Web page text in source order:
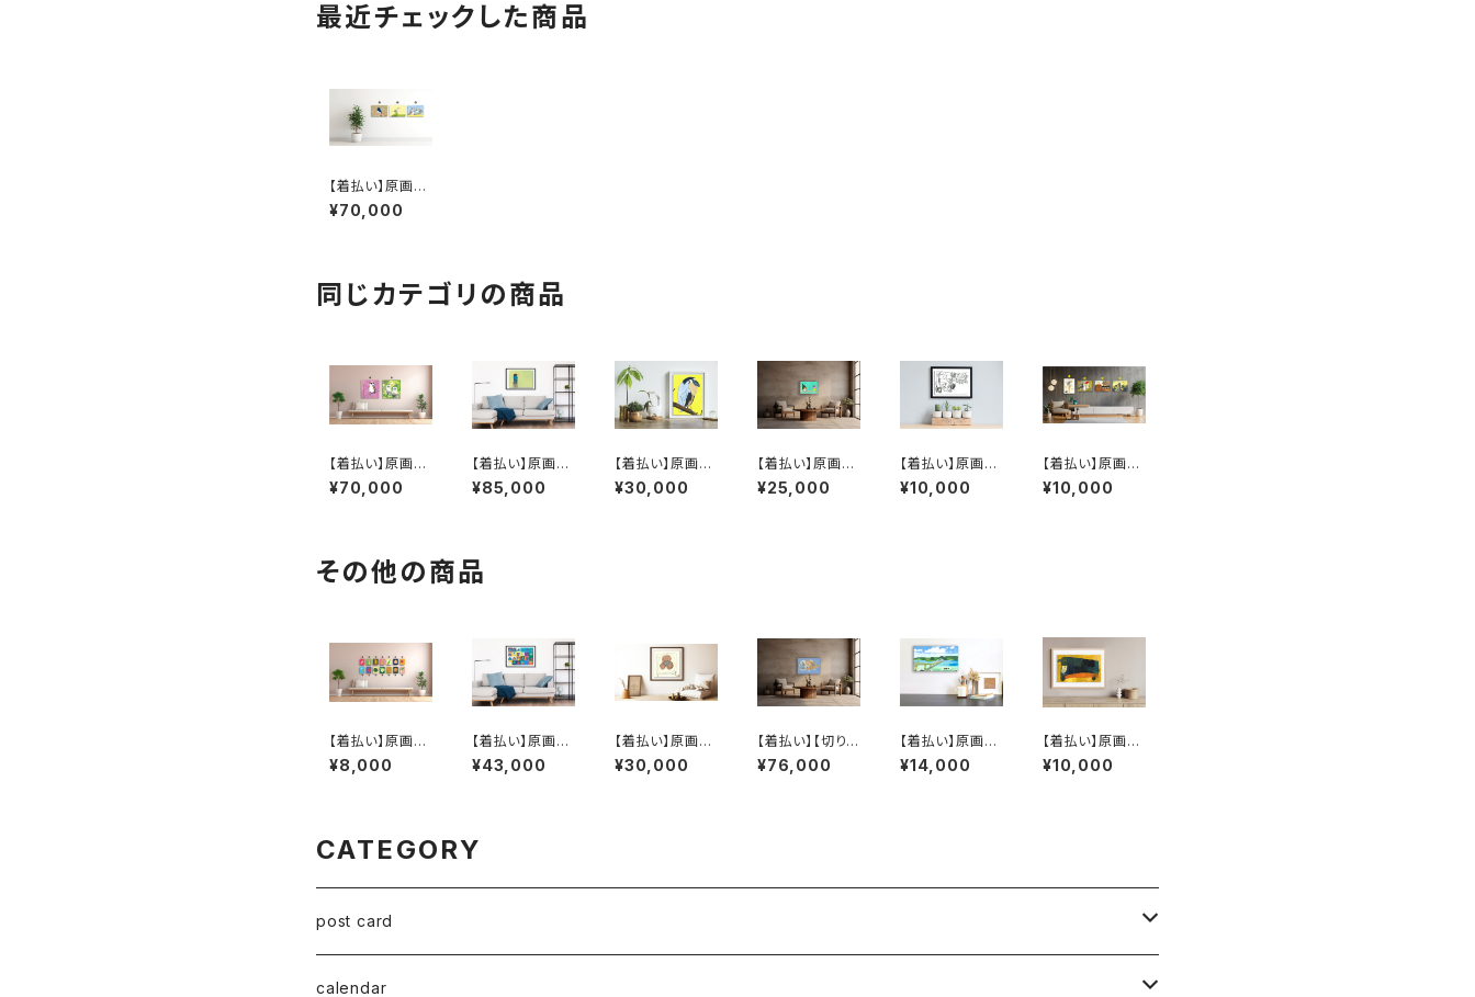
最近チェックした商品
【着払い】原画：
オオルリ / ウグイ
ス / 仲よし双子
¥70,000
同じカテゴリの商品
【着払い】原画：
ワキチャアメリカ
ムシクイ / 森の
¥70,000
【着払い】原画：
アオショウビン（I
llustrator 黛和
¥85,000
【着払い】原画：
ヒロハシサギ（Ill
ustrator 黛和
¥30,000
【着払い】原画：
オナガキンセイ
チョウとコキンチ
¥25,000
【着払い】原画：
北海道クボタNE
W DREAM108
¥10,000
【着払い】原画：
にゃんもりソフト
/ 天気雨 / 馬 /
¥10,000
その他の商品
【着払い】原画：
お野菜シリーズ
❶（Illustrator
¥8,000
【着払い】原画：
雪の結晶（Illust
rator 竹山幸奈）
¥43,000
【着払い】原画：
ミツビシかんき
せんエレクトリッ
¥30,000
【着払い】【切り
絵】原画：オニキ
ンメ（Creator
¥76,000
【着払い】原画：
角島大橋（Illust
rator 西川涼太）
¥14,000
【着払い】原画：
バス（Illustrator
後藤裕貴）
¥10,000
CATEGORY
post card
series 02
calendar